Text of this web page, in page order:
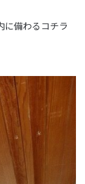
備わるコチラ